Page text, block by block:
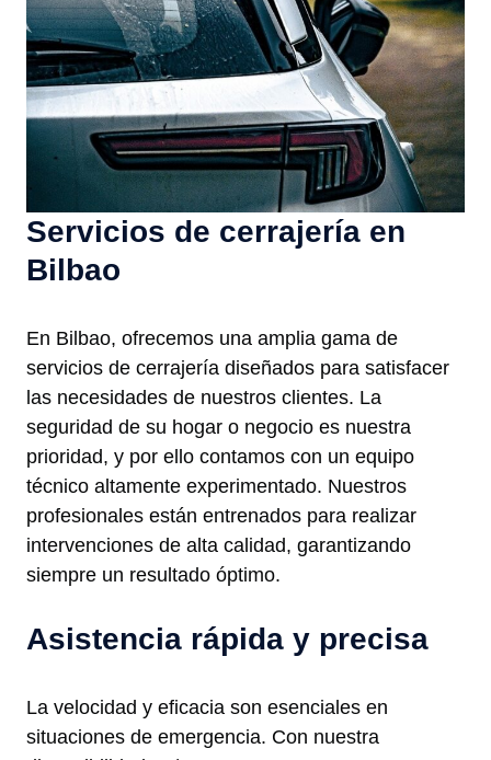
Servicios de cerrajería en
Bilbao
En Bilbao, ofrecemos una amplia gama de
servicios de cerrajería diseñados para satisfacer
las necesidades de nuestros clientes. La
seguridad de su hogar o negocio es nuestra
prioridad, y por ello contamos con un equipo
técnico altamente experimentado. Nuestros
profesionales están entrenados para realizar
intervenciones de alta calidad, garantizando
siempre un resultado óptimo.
Asistencia rápida y precisa
La velocidad y eficacia son esenciales en
situaciones de emergencia. Con nuestra